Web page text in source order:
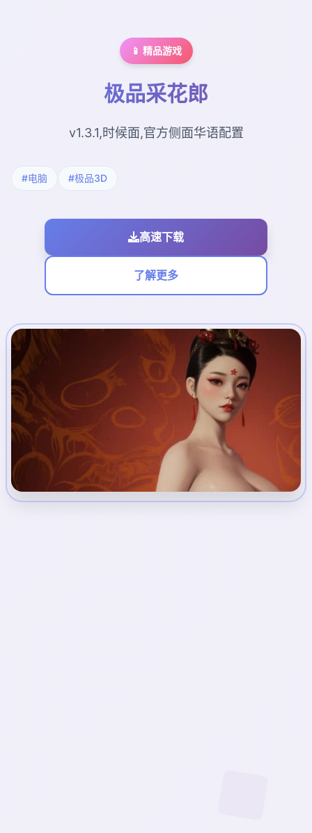
📱 精品游戏
极品采花郎
v1.3.1,时候面,官方侧面华语配置
#电脑 #极品3D
高速下载
了解更多